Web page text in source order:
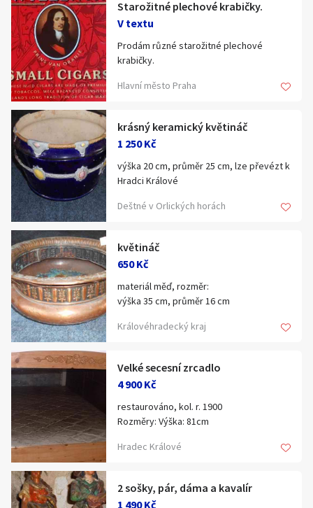
Starožitné plechové krabičky.
V textu
Prodám různé starožitné plechové
krabičky.
Navrhněte pro Vás akceptovatelnou
cenu, pokud bude zajímavá domluvíme
se.
Hlavní město Praha
krásný keramický květináč
1 250 Kč
výška 20 cm, průměr 25 cm, lze převézt k
Hradci Králové
Deštné v Orlických horách
květináč
650 Kč
materiál měď, rozměr:
výška 35 cm, průměr 16 cm
Královéhradecký kraj
Velké secesní zrcadlo
4 900 Kč
restaurováno, kol. r. 1900
Rozměry: Výška: 81cm
Hradec Králové
2 sošky, pár, dáma a kavalír
1 490 Kč